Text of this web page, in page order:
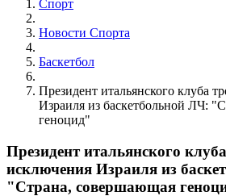
Спорт
Новости Cпорта
Баскетбол
Президент итальянского клуба
Израиля из баскетбольной ЛЧ:
геноцид"
Президент итальянского клуба
исключения Израиля из
"Страна, совершающая